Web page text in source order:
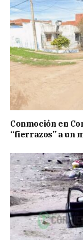
Conmoción en
“fierrazos” a un